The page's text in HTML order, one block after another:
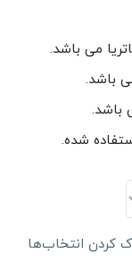
می باشد.
باشد.
باشد.
شده.
کردن انتخاب‌ها